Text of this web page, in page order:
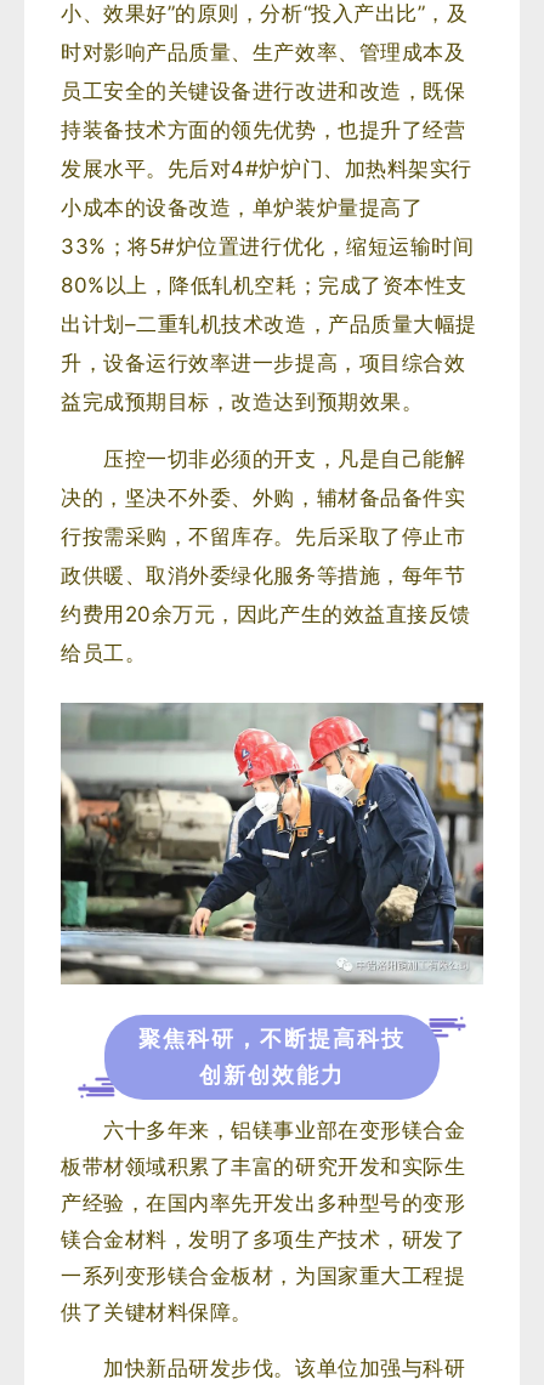
小、效果好”的原则，分析“投入产出比”，及
时对影响产品质量、生产效率、管理成本及
员工安全的关键设备进行改进和改造，既保
持装备技术方面的领先优势，也提升了经营
发展水平。先后对4#炉炉门、加热料架实行
小成本的设备改造，单炉装炉量提高了
33%；将5#炉位置进行优化，缩短运输时间
80%以上，降低轧机空耗；完成了资本性支
出计划–二重轧机技术改造，产品质量大幅提
升，设备运行效率进一步提高，项目综合效
益完成预期目标，改造达到预期效果。
压控一切非必须的开支，凡是自己能解
决的，坚决不外委、外购，辅材备品备件实
行按需采购，不留库存。先后采取了停止市
政供暖、取消外委绿化服务等措施，每年节
约费用20余万元，因此产生的效益直接反馈
给员工。
聚焦科研，不断提高科技
创新创效能力
六十多年来，铝镁事业部在变形镁合金
板带材领域积累了丰富的研究开发和实际生
产经验，在国内率先开发出多种型号的变形
镁合金材料，发明了多项生产技术，研发了
一系列变形镁合金板材，为国家重大工程提
供了关键材料保障。
加快新品研发步伐。该单位加强与科研